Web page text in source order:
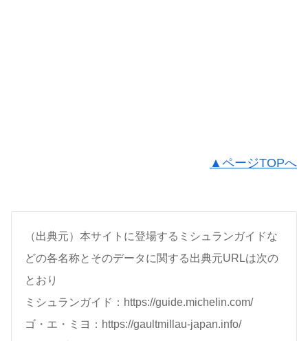
▲ページTOPへ
（出典元）本サイトに登場するミシュランガイドな
どの各名称とそのデータに関する出典元URLは次の
とおり
ミシュランガイド：https://guide.michelin.com/
ゴ・エ・ミヨ：https://gaultmillau-japan.info/